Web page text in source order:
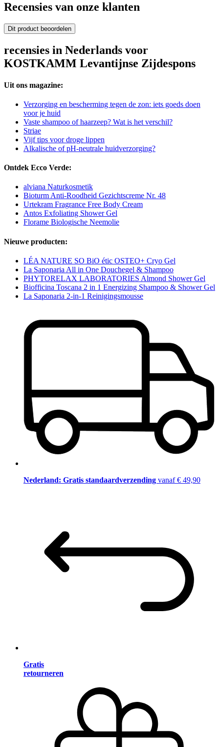
Recensies van onze klanten
Dit product beoordelen
recensies in Nederlands voor
KOSTKAMM Levantijnse Zijdespons
Uit ons magazine:
Verzorging en bescherming tegen de zon: iets goeds doen
voor je huid
Vaste shampoo of haarzeep? Wat is het verschil?
Striae
Vijf tips voor droge lippen
Alkalische of pH-neutrale huidverzorging?
Ontdek Ecco Verde:
alviana Naturkosmetik
Bioturm Anti-Roodheid Gezichtscreme Nr. 48
Urtekram Fragrance Free Body Cream
Antos Exfoliating Shower Gel
Florame Biologische Neemolie
Nieuwe producten:
LÉA NATURE SO BiO étic OSTEO+ Cryo Gel
La Saponaria All in One Douchegel & Shampoo
PHYTORELAX LABORATORIES Almond Shower Gel
Biofficina Toscana 2 in 1 Energizing Shampoo & Shower Gel
La Saponaria 2-in-1 Reinigingsmousse
Nederland: Gratis standaardverzending vanaf € 49,90
Gratis
retourneren